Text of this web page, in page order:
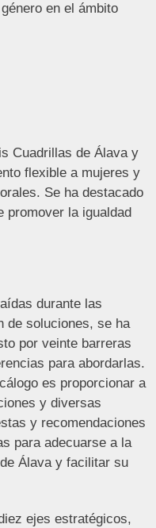
en el ámbito
Cuadrillas de Álava y
flexible a mujeres y
Se ha destacado
promover la igualdad
durante las
de soluciones, se ha
por veinte barreras
para abordarlas.
es proporcionar a
y diversas
y recomendaciones
para adecuarse a la
Álava y facilitar su
ejes estratégicos,